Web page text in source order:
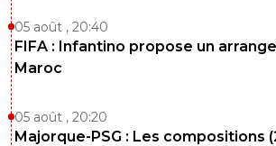
05 août , 20:40
FIFA : Infantino propose un
Maroc
05 août , 20:20
Majorque-PSG : Les compositions